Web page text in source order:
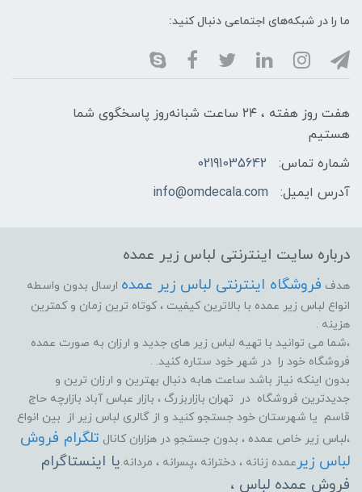
ما را در شبکه‌های اجتماعی دنبال کنید:
هفت روز هفته ، ۲۴ ساعت شبانه‌روز پاسخگوی شما
هستیم
شماره تماس:
02191035642
آدرس ایمیل:
info@omdecala.com
درباره سایت اینترنتی لباس زیر عمده
هدف فروشگاه اینترنتی لباس زیر عمده ارسال بدون واسطه
انواع لباس زیر عمده با بالاترین کیفیت ، کوتاه ترین زمان و کمترین
هزینه .
،شما می توانید با تهیه لباس زیر های جدید و ارزان به صورت عمده
فروشگاه خود را در شهر خود ستاره کنید. .
بدون اینکه نیاز باشد ساعت هابه دنبال بهترین و ارزان ترین و
جدیدترین فروشگاه در تهران بازاربزرگ ، بازار عباس آباد بازارچه حاج
قاسم یا شهرستان خود جستجو کنید و از گالری لباس زیر از بین انواع
،لباس زیر خاص عمده ، بدون جستجو در هزاران کانال تلگرام فروش
لباس زیر عمده زنانه ، دخترانه ،پسرانه ، مردانه.یا اینستاگرام
فروش عمده لباس ،